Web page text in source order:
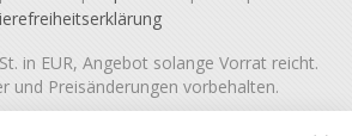
in EUR, Angebot solange Vorrat reicht.
und Preisänderungen vorbehalten.